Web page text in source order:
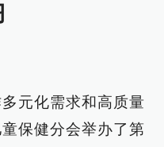
元化需求和高质量
保健分会举办了第